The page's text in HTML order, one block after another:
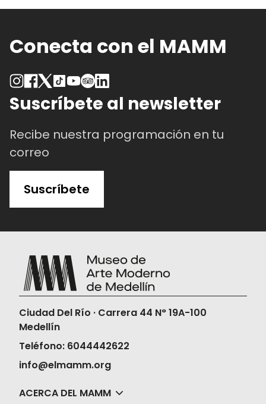
Conecta con el MAMM
Suscríbete al newsletter
Recibe nuestra programación en tu
correo
Suscríbete
Ciudad Del Río · Carrera 44 N° 19A-100
Medellín
Teléfono: 6044442622
info@elmamm.org
ACERCA DEL MAMM